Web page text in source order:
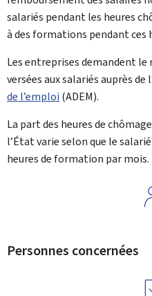
salariés pendant les heures
à des formations pendant ces
Les entreprises demandent
versées aux salariés auprès de
de l’emploi (ADEM).
La part des heures de
l’État varie selon que le
heures de formation par mois.
Personnes concernées